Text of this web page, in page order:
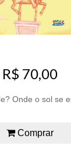
R$ 70,00
Onde o sol se
Comprar